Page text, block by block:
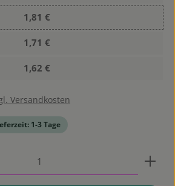
1,81 €
1,71 €
1,62 €
Versandkosten
1-3 Tage
Gib den gewünschten Wert ein